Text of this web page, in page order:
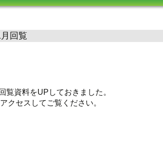
回覧
覧資料をUPしておきました。
クセスしてご覧ください。